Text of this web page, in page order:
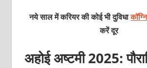
नये साल में करियर की कोई भी दुविधा
करें दूर
अहोई अष्टमी 2025: